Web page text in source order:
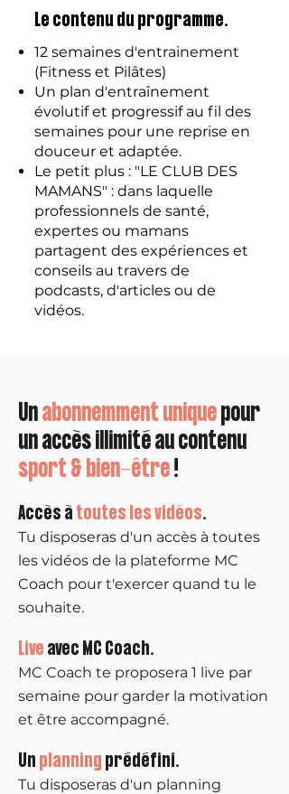
Le contenu du programme.
12 semaines d'entrainement
(Fitness et Pilâtes)
Un plan d'entraînement
évolutif et progressif au fil des
semaines pour une reprise en
douceur et adaptée.
Le petit plus : "LE CLUB DES
MAMANS" : dans laquelle
professionnels de santé,
expertes ou mamans
partagent des expériences et
conseils au travers de
podcasts, d'articles ou de
vidéos.
Unabonnemment uniquepour
un accès illimité au contenu
sport & bien-être!
Accès àtoutes les vidéos.
Tu disposeras d'un accès à toutes
les vidéos de la plateforme MC
Coach pour t'exercer quand tu le
souhaite.
Live avec MC Coach.
MC Coach te proposera 1 live par
semaine pour garder la motivation
et être accompagné.
Un planning prédéfini.
Tu disposeras d'un planning